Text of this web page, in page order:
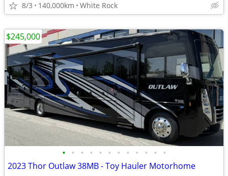
8/3 140,000km White Rock
• • • • • • • • • • • •
2023 Thor Outlaw 38MB - Toy Hauler Motorhome
$245,000